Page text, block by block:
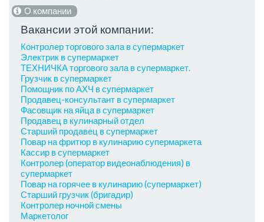
О компании
Вакансии этой компании:
Контролер торгового зала в супермаркет
Электрик в супермаркет
ТЕХНИЧКА торгового зала в супермаркет.
Грузчик в супермаркет
Помощник по АХЧ в супермаркет
Продавец-консультант в супермаркет
Фасовщик на яйца в супермаркет
Продавец в кулинарный отдел
Старший продавец в супермаркет
Повар на фритюр в кулинарию супермаркета
Кассир в супермаркет
Контролер (оператор видеонаблюдения) в
супермаркет
Повар на горячее в кулинарию (супермаркет)
Старший грузчик (бригадир)
Контролер ночной смены
Маркетолог